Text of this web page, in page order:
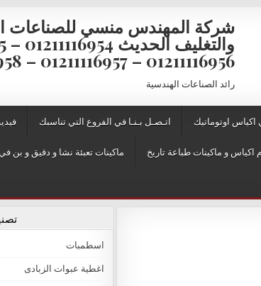
شركة المهندس منسي للصناعات
01211116956 – 01211116957 – 01211116958
رائد الصناعات الهندسية
اتـصـل بـنـا في الفروع التي تناسبك اوتوماتيك
ماكينات تعبئة نشا و دقيق و بن اكياس و ماكينات طباعة تاريخ
اسطمبات
اغطية عبوات الزبادى